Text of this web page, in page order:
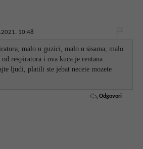
10:48
malo u guzici, malo u sisama, malo
respiratora i ova kuca je rentana
ljudi, platili ste jebat necete mozete
Odgovori